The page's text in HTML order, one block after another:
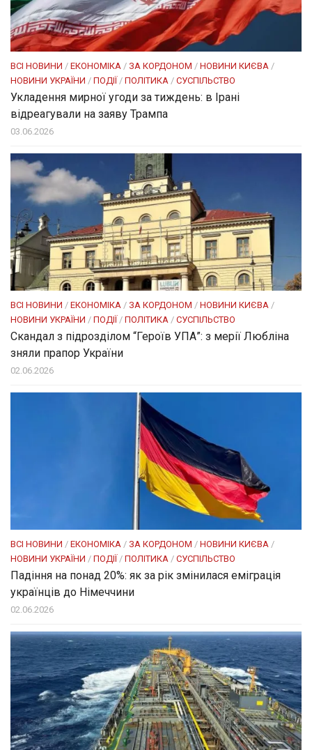
ВСІ НОВИНИ / ЕКОНОМІКА / ЗА КОРДОНОМ / НОВИНИ КИЄВА /
НОВИНИ УКРАЇНИ / ПОДІЇ / ПОЛІТИКА / СУСПІЛЬСТВО
Укладення мирної угоди за тиждень: в Ірані
відреагували на заяву Трампа
03.06.2026
ВСІ НОВИНИ / ЕКОНОМІКА / ЗА КОРДОНОМ / НОВИНИ КИЄВА /
НОВИНИ УКРАЇНИ / ПОДІЇ / ПОЛІТИКА / СУСПІЛЬСТВО
Скандал з підрозділом “Героїв УПА”: з мерії Любліна
зняли прапор України
02.06.2026
ВСІ НОВИНИ / ЕКОНОМІКА / ЗА КОРДОНОМ / НОВИНИ КИЄВА /
НОВИНИ УКРАЇНИ / ПОДІЇ / ПОЛІТИКА / СУСПІЛЬСТВО
Падіння на понад 20%: як за рік змінилася еміграція
українців до Німеччини
02.06.2026